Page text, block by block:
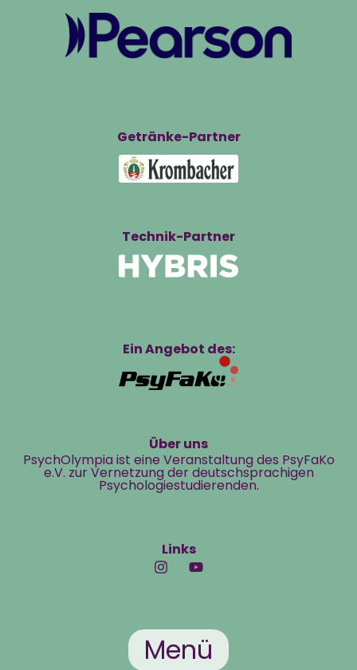
Getränke-Partner
Technik-Partner
Ein Angebot des:
Über uns
PsychOlympia ist eine Veranstaltung des PsyFaKo
e.V. zur Vernetzung der deutschsprachigen
Psychologiestudierenden.
Links
Menü